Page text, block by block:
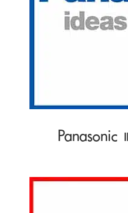
Panasonic